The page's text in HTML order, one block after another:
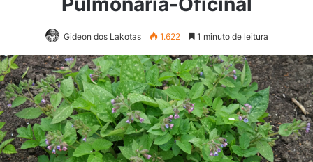
Gideon dos Lakotas 1.622 1 minuto de leitura